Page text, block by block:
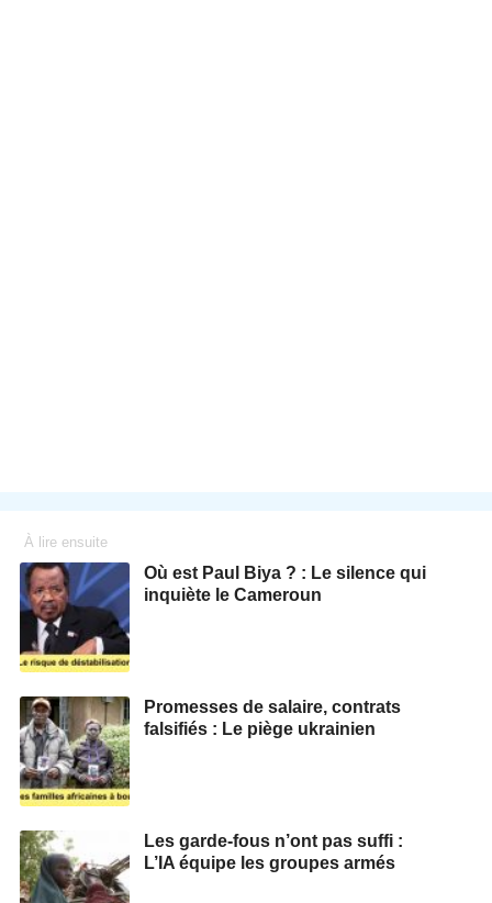
À lire ensuite
Où est Paul Biya ? : Le silence qui
inquiète le Cameroun
Promesses de salaire, contrats
falsifiés : Le piège ukrainien
Les garde-fous n’ont pas suffi :
L’IA équipe les groupes armés